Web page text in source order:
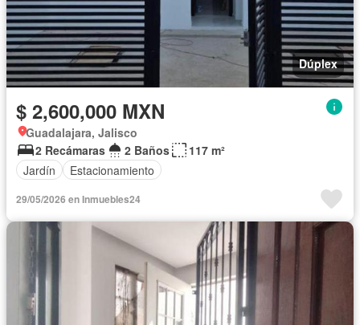
Dúplex
$ 2,600,000 MXN
Guadalajara, Jalisco
2 Recámaras
2 Baños
117 m²
Jardín
Estacionamiento
29/05/2026 en Inmuebles24